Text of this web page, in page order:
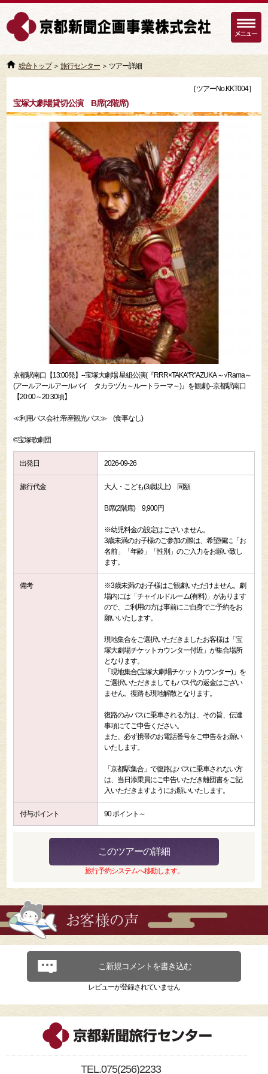
総合トップ＞旅行センター ＞ ツアー詳細
［ツアーNo.KKT004］
宝塚大劇場貸切公演 B席(2階席)
京都駅南口【13:00発】--宝塚大劇場 星組公演(『RRR×TAKA"R"AZUKA ～√Rama～
(アールアールアールバイ タカラヅカ～ルートラーマ～)』を観劇)--京都駅南口
【20:00～20:30頃】
≪利用バス会社:帝産観光バス≫ (食事なし)
©宝塚歌劇団
出発日 2026-09-26
旅行代金 大人・こども(3歳以上) 同額
B席(2階席) 9,900円
※幼児料金の設定はございません。
3歳未満のお子様のご参加の際は、希望欄に「お
名前」「年齢」「性別」のご入力をお願い致し
ます。
備考
※3歳未満のお子様はご観劇いただけません。劇
場内には「チャイルドルーム(有料)」があります
ので、ご利用の方は事前にご自身でご予約をお
願いいたします。
現地集合をご選択いただきましたお客様は「宝
塚大劇場チケットカウンター付近」が集合場所
となります。
「現地集合(宝塚大劇場チケットカウンター)」を
ご選択いただきましてもバス代の返金はござい
ません。復路も現地解散となります。
復路のみバスに乗車される方は、その旨、伝達
事項にてご申告ください。
また、必ず携帯のお電話番号をご申告をお願い
いたします。
「京都駅集合」で復路はバスに乗車されない方
は、当日添乗員にご申告いただき離団書をご記
入いただきますようにお願いいたします。
付与ポイント 90 ポイント～
このツアーの詳細
旅行予約システムへ移動します。
こ新規コメントを書き込む
レビューが登録されていません
TEL.075(256)2233